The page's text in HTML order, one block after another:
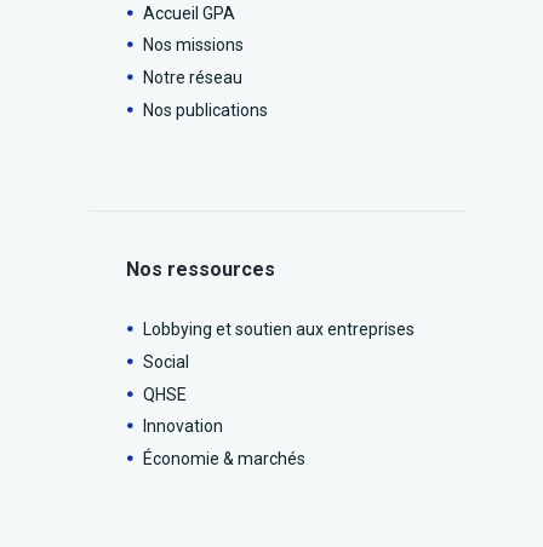
Accueil GPA
Nos missions
Notre réseau
Nos publications
Nos ressources
Lobbying et soutien aux entreprises
Social
QHSE
Innovation
Économie & marchés